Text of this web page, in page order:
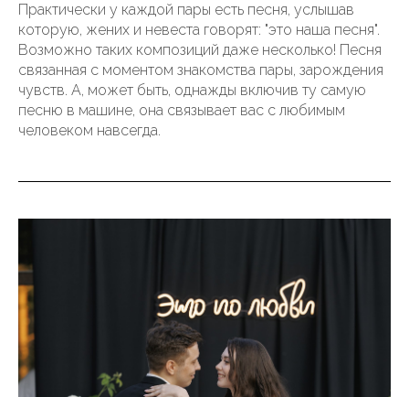
Практически у каждой пары есть песня, услышав
которую, жених и невеста говорят: "это наша песня".
Возможно таких композиций даже несколько! Песня
связанная с моментом знакомства пары, зарождения
чувств. А, может быть, однажды включив ту самую
песню в машине, она связывает вас с любимым
человеком навсегда.